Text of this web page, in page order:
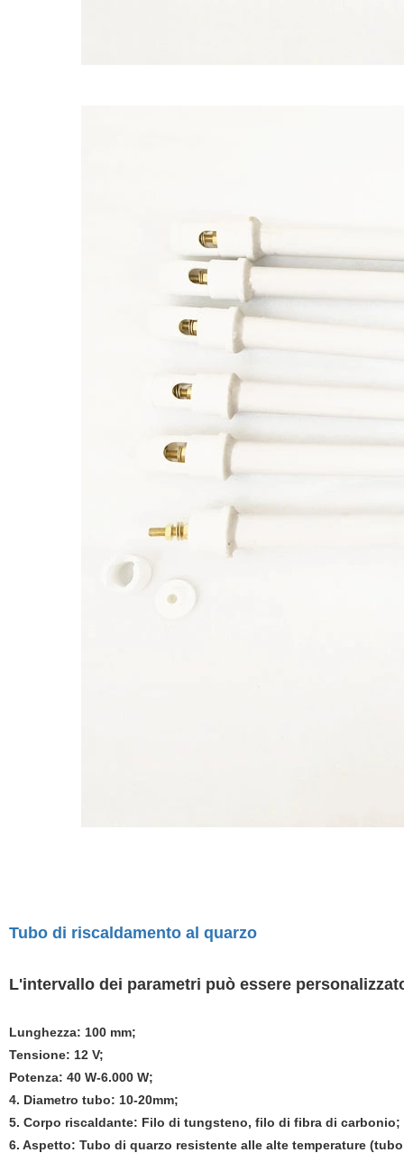
Tubo di riscaldamento al quarzo
L'intervallo dei parametri può essere
Lunghezza: 100 mm;
Tensione: 12 V;
Potenza: 40 W-6.000 W;
4. Diametro tubo: 10-20mm;
5. Corpo riscaldante: Filo di tungsteno, filo di fibra di carbonio;
6. Aspetto: Tubo di quarzo resistente alle alte temperature